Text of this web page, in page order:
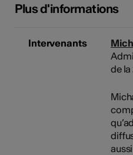
Plus d'informations
Intervenants
de